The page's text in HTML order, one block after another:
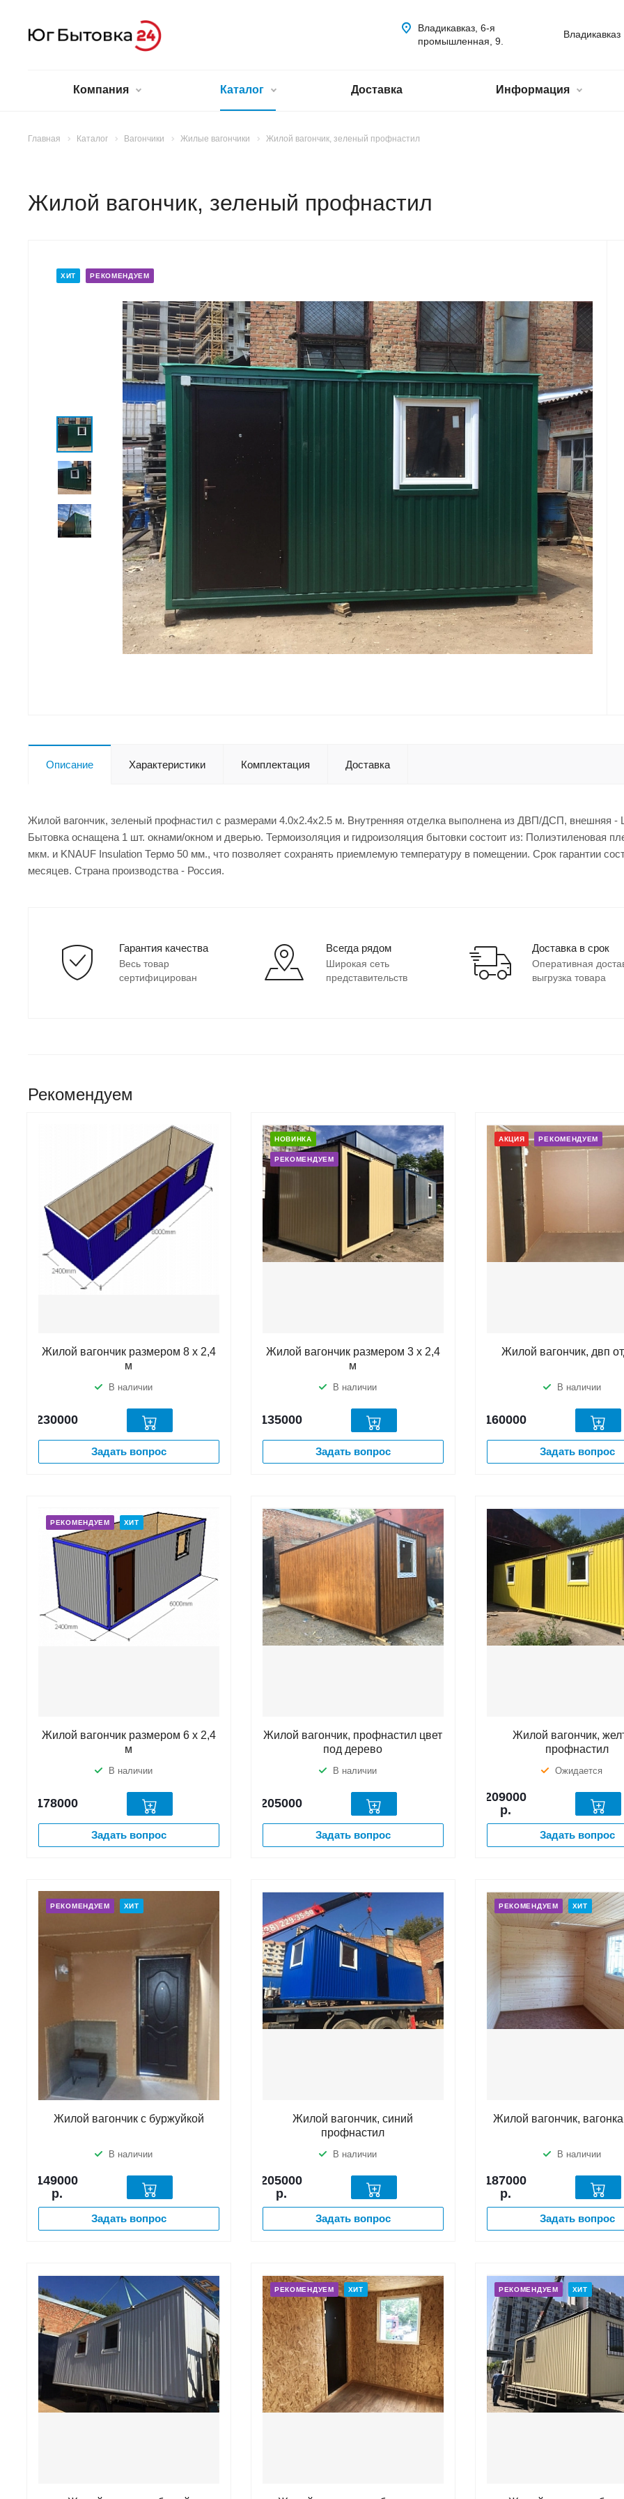
Владикавказ
Владикавказ, 6-я
промышленная, 9.
Компания Каталог Доставка Информация
Главная Каталог Вагончики Жилые вагончики Жилой вагончик, зеленый профнастил
Жилой вагончик, зеленый профнастил
ХИТ РЕКОМЕНДУЕМ
Описание Характеристики Комплектация Доставка
Жилой вагончик, зеленый профнастил с размерами 4.0x2.4x2.5 м. Внутренняя отделка выполнена из ДВП/ДСП, внешняя -
Бытовка оснащена 1 шт. окнами/окном и дверью. Термоизоляция и гидроизоляция бытовки состоит из: Полиэтиленовая
мкм. и KNAUF Insulation Термо 50 мм., что позволяет сохранять приемлемую температуру в помещении. Срок гарантии
месяцев. Страна производства - Россия.
Гарантия качества
Весь товар
сертифицирован
Всегда рядом
Широкая сеть
представительств
Доставка в срок
Оперативная
выгрузка товара
Рекомендуем
Жилой вагончик размером 8 х 2,4
м
В наличии
230000
Задать вопрос
НОВИНКА
РЕКОМЕНДУЕМ
Жилой вагончик размером 3 х 2,4
м
В наличии
135000
Задать вопрос
АКЦИЯ РЕКОМЕНДУЕМ
Жилой вагончик, двп
В наличии
160000
Задать вопрос
РЕКОМЕНДУЕМ ХИТ
Жилой вагончик размером 6 х 2,4
м
В наличии
178000
Задать вопрос
Жилой вагончик, профнастил цвет
под дерево
В наличии
205000
Задать вопрос
Жилой вагончик,
профнастил
Ожидается
209000
р.
Задать вопрос
РЕКОМЕНДУЕМ ХИТ
Жилой вагончик с буржуйкой
В наличии
149000
р.
Задать вопрос
Жилой вагончик, синий
профнастил
В наличии
205000
р.
Задать вопрос
РЕКОМЕНДУЕМ ХИТ
Жилой вагончик,
В наличии
187000
р.
Задать вопрос
РЕКОМЕНДУЕМ ХИТ РЕКОМЕНДУЕМ ХИТ